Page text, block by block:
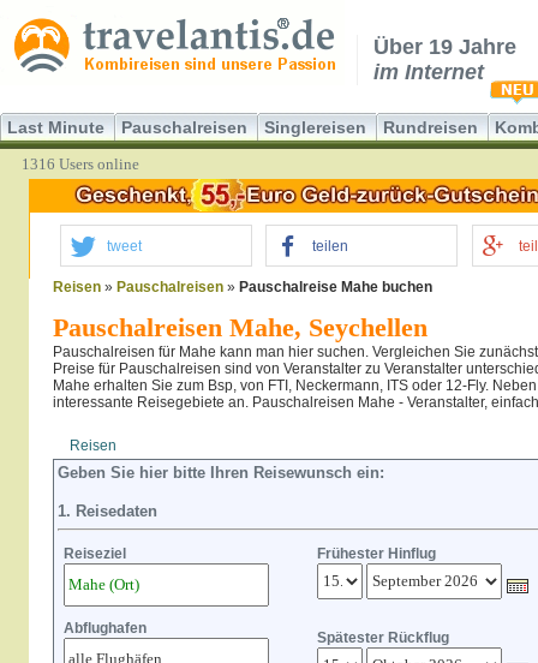
Über 19 Jahre
im Internet
Last Minute Pauschalreisen Singlereisen Rundreisen
1316 Users online
tweet teilen
Reisen » Pauschalreisen » Pauschalreise Mahe buchen
Pauschalreisen Mahe, Seychellen
Pauschalreisen für Mahe kann man hier suchen. Vergleichen Sie
Preise für Pauschalreisen sind von Veranstalter zu Veranstalter
Mahe erhalten Sie zum Bsp, von FTI, Neckermann, ITS oder 12-Fly.
interessante Reisegebiete an. Pauschalreisen Mahe - Veranstalter,
Reisen
Geben Sie hier bitte Ihren Reisewunsch ein:
1. Reisedaten
Reiseziel Frühester Hinflug
Abflughafen
Spätester Rückflug